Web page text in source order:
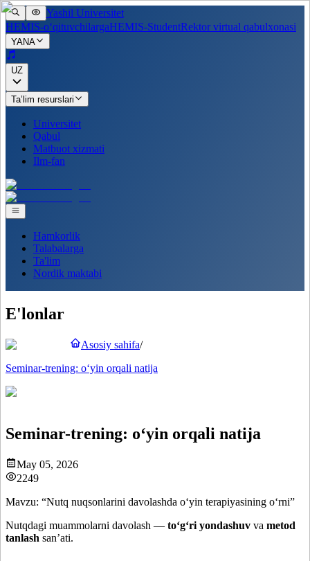
Yashil Universitet
HEMIS-o‘qituvchilargaHEMIS-StudentRektor virtual qabulxonasi
YANA
UZ
Ta’lim resurslari
Universitet
Qabul
Matbuot xizmati
Ilm-fan
Hamkorlik
Talabalarga
Ta'lim
Nordik maktabi
E'lonlar
Asosiy sahifa/
Seminar-trening: o‘yin orqali natija
Seminar-trening: o‘yin orqali natija
May 05, 2026
2249
Mavzu: “Nutq nuqsonlarini davolashda o‘yin terapiyasining o‘rni”
Nutqdagi muammolarni davolash — to‘g‘ri yondashuv va metod
tanlash san’ati.